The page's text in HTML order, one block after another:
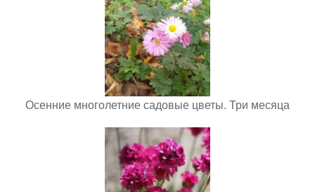
Осенние многолетние садовые цветы. Три месяца